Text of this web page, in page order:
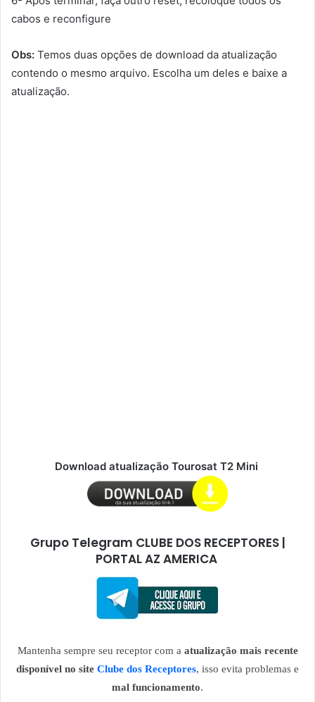
cabos e reconfigure
Obs: Temos duas opções de download da atualização
contendo o mesmo arquivo. Escolha um deles e baixe a
atualização.
Download atualização Tourosat T2 Mini
Grupo Telegram CLUBE DOS RECEPTORES |
PORTAL AZ AMERICA
Mantenha sempre seu receptor com a atualização mais recente
disponível no site Clube dos Receptores, isso evita problemas e
mal funcionamento.